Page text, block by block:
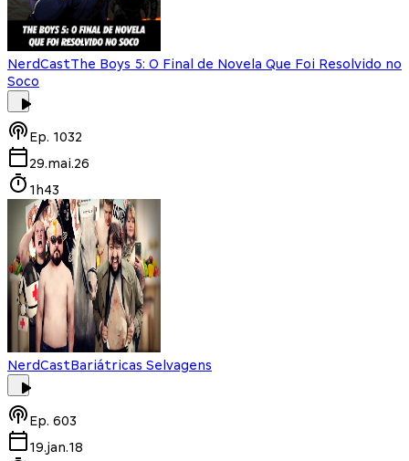
NerdCastThe Boys 5: O Final de Novela Que Foi Resolvido no
Soco
Ep. 1032
29.mai.26
1h43
NerdCastBariátricas Selvagens
Ep. 603
19.jan.18